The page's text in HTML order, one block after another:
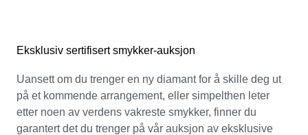
Eksklusiv sertifisert smykker-auksjon
Uansett om du trenger en ny diamant for å skille deg ut
på et kommende arrangement, eller simpelthen leter
etter noen av verdens vakreste smykker, finner du
garantert det du trenger på vår auksjon av eksklusive